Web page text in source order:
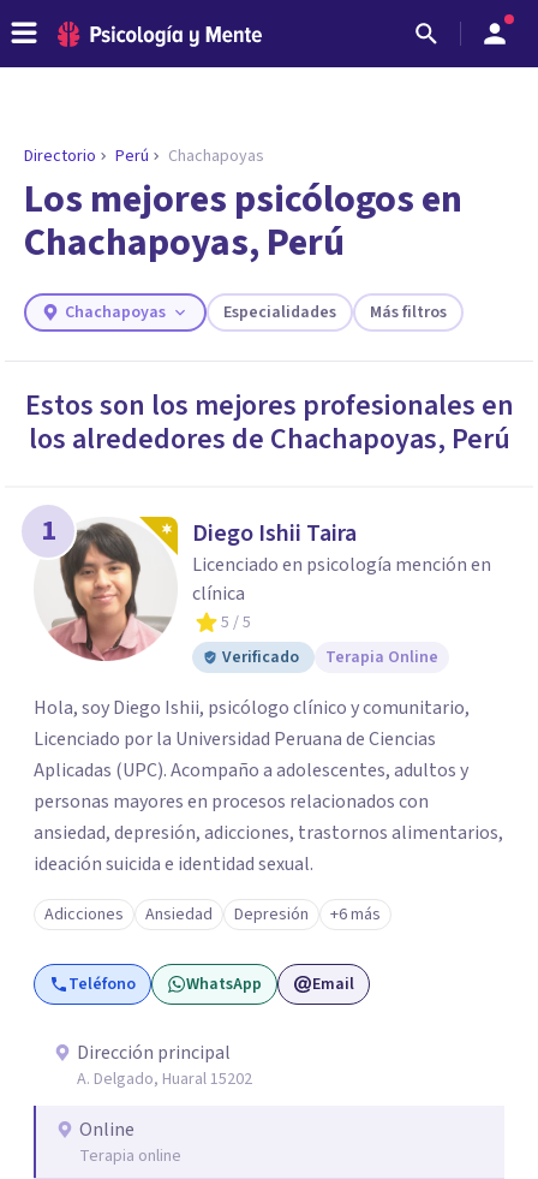
ENCONTRAR MI TERAPEUTA
¿Necesitas ayuda para encontrar el
psicólogo adecuado?
Responde a unas breves preguntas y te ofreceremos
necesidades.
Directorio Perú Chachapoyas
Los mejores psicólogos en
Chachapoyas, Perú
Chachapoyas Especialidades Más filtros
Estos son los mejores profesionales en
los alrededores de Chachapoyas, Perú
1 Diego Ishii Taira
Licenciado en psicología mención en
clínica
5 / 5
Verificado
Terapia Online
Hola, soy Diego Ishii, psicólogo clínico y comunitario,
Licenciado por la Universidad Peruana de Ciencias
Aplicadas (UPC). Acompaño a adolescentes, adultos y
personas mayores en procesos relacionados con
ansiedad, depresión, adicciones, trastornos alimentarios,
ideación suicida e identidad sexual.
Adicciones Ansiedad Depresión +6 más
Teléfono WhatsApp Email
Dirección principal
A. Delgado, Huaral 15202
Online
Terapia online